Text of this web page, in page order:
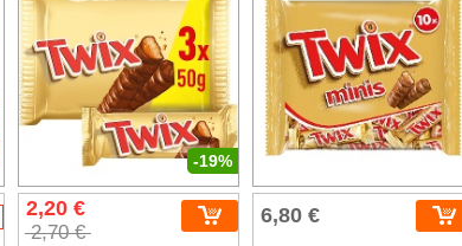
-19%
2,20 €
2,70 €
6,80 €